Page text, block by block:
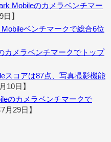
Mobileのカメラベンチマー
】
ベンチマークで総合6位
カメラベンチマークでトップ
スコアは87点、写真撮影機能
10日】
のカメラベンチマークで
月29日】